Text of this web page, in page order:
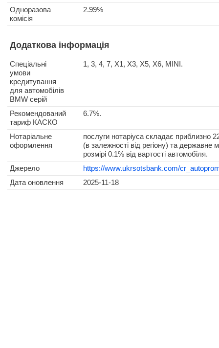
Одноразова
комісія
2.99%
Додаткова інформація
Спеціальні
умови
кредитування
для автомобілів
BMW серій
1, 3, 4, 7, X1, X3, X5, X6, MINI.
Рекомендований
тариф КАСКО
6.7%.
Нотаріальне
оформлення
послуги нотаріуса складає приблизно
(в залежності від регіону) та державне
розмірі 0.1% від вартості автомобіля.
Джерело
https://www.ukrsotsbank.com/
Дата оновлення
2025-11-18